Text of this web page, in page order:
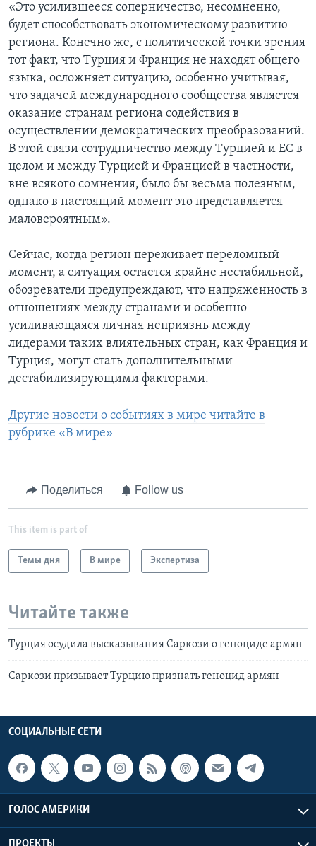
«Это усилившееся соперничество, несомненно,
будет способствовать экономическому развитию
региона. Конечно же, с политической точки зрения
тот факт, что Турция и Франция не находят общего
языка, осложняет ситуацию, особенно учитывая,
что задачей международного сообщества является
оказание странам региона содействия в
осуществлении демократических преобразований.
В этой связи сотрудничество между Турцией и ЕС в
целом и между Турцией и Францией в частности,
вне всякого сомнения, было бы весьма полезным,
однако в настоящий момент это представляется
маловероятным».
Сейчас, когда регион переживает переломный
момент, а ситуация остается крайне нестабильной,
обозреватели предупреждают, что напряженность в
отношениях между странами и особенно
усиливающаяся личная неприязнь между
лидерами таких влиятельных стран, как Франция и
Турция, могут стать дополнительными
дестабилизирующими факторами.
Другие новости о событиях в мире читайте в
рубрике «В мире»
Поделиться Follow us
This item is part of
Темы дня В мире Экспертиза
Читайте также
Турция осудила высказывания Саркози о геноциде армян
Саркози призывает Турцию признать геноцид армян
СОЦИАЛЬНЫЕ СЕТИ
ГОЛОС АМЕРИКИ
ПРОЕКТЫ